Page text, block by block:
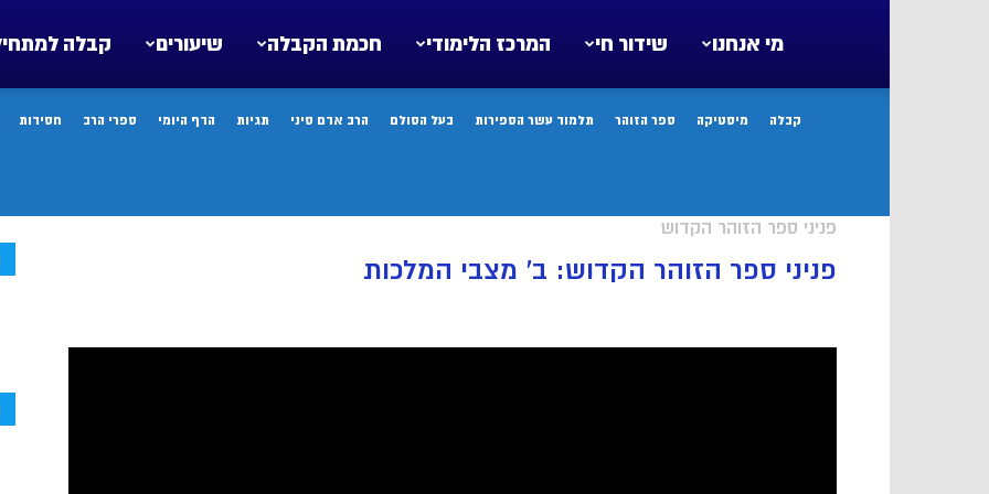
קבלה שיעורים חכמת הקבלה המרכז הלימודי שידור חי מי אנחנו
קבלה מיסטיקה ספר הזוהר תלמוד עשר הספירות בעל הסולם הרב אדם סיני תגיות הדף היומי ספרי הרב חסידות
פניני ספר הזוהר הקדוש
פניני ספר הזוהר הקדוש: ב’ מצבי המלכות